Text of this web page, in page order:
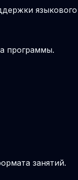
языкового
программы.
занятий.